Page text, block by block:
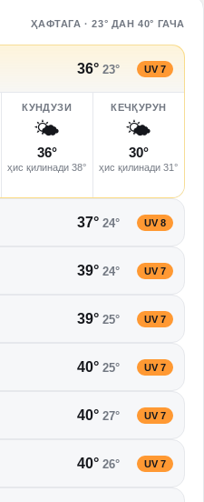
ҲАФТАГА ·23° ДАН 40° ГАЧА
36° 23° UV 7
КУНДУЗИ
🌤️
36°
ҳис қилинади 38°
КЕЧҚУРУН
🌤️
30°
ҳис қилинади 31°
37° 24° UV 8
39° 24° UV 7
39° 25° UV 7
40° 25° UV 7
40° 27° UV 7
40° 26° UV 7